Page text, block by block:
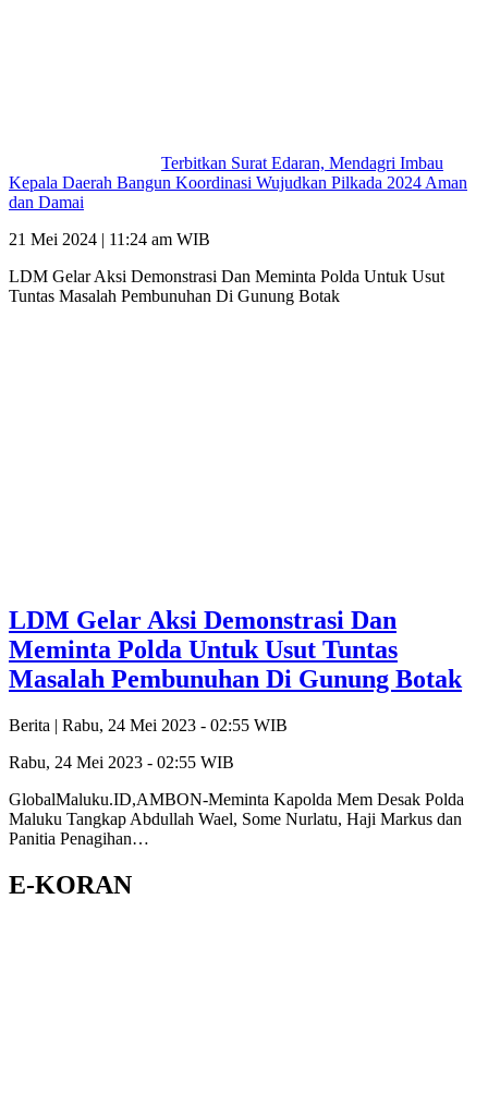
Terbitkan Surat Edaran, Mendagri Imbau
Kepala Daerah Bangun Koordinasi Wujudkan Pilkada 2024 Aman
dan Damai
21 Mei 2024 | 11:24 am WIB
LDM Gelar Aksi Demonstrasi Dan Meminta Polda Untuk Usut
Tuntas Masalah Pembunuhan Di Gunung Botak
LDM Gelar Aksi Demonstrasi Dan
Meminta Polda Untuk Usut Tuntas
Masalah Pembunuhan Di Gunung Botak
Berita | Rabu, 24 Mei 2023 - 02:55 WIB
Rabu, 24 Mei 2023 - 02:55 WIB
GlobalMaluku.ID,AMBON-Meminta Kapolda Mem Desak Polda
Maluku Tangkap Abdullah Wael, Some Nurlatu, Haji Markus dan
Panitia Penagihan…
E-KORAN